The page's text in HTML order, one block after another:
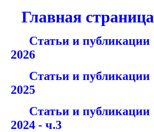
Главная страница
Статьи и публикации
2026
Статьи и публикации
2025
Статьи и публикации
2024 - ч.3